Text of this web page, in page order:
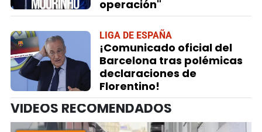
operación"
LIGA DE ESPAÑA
¡Comunicado oficial del
Barcelona tras polémicas
declaraciones de
Florentino!
VIDEOS RECOMENDADOS